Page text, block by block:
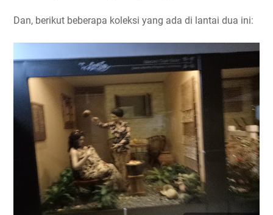
Dan, berikut beberapa koleksi yang ada di lantai dua ini: